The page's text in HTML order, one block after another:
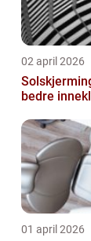
02 april 2026
bedre
01 april 2026